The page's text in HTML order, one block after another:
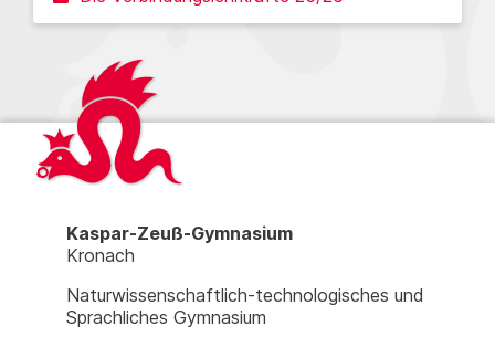
Kaspar-Zeuß-Gymnasium
Kronach
Naturwissenschaftlich-technologisches und
Sprachliches Gymnasium